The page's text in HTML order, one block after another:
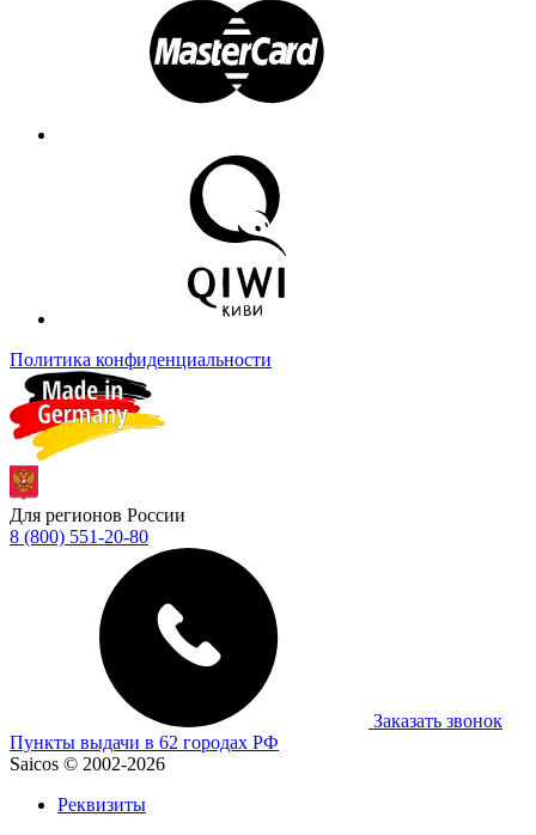
Политика конфиденциальности
Для регионов России
8 (800) 551-20-80
Заказать звонок
Пункты выдачи в 62 городах РФ
Saicos © 2002-2026
Реквизиты